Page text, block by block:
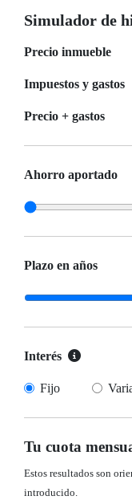
Simulador de
Precio inmueble
Impuestos y gastos
Precio + gastos
Ahorro aportado
Plazo en años
Interés
Fijo
Tu cuota
Estos resultados son
introducido.